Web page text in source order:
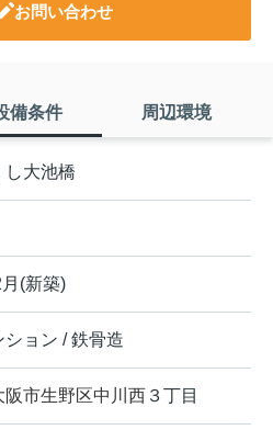
お問い合わせ
備条件 周辺環境
し大池橋
(新築)
ション / 鉄骨造
阪市生野区中川西 ３丁目